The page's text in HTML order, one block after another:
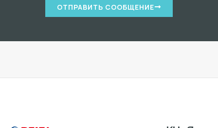
ОТПРАВИТЬ СООБЩЕНИЕ